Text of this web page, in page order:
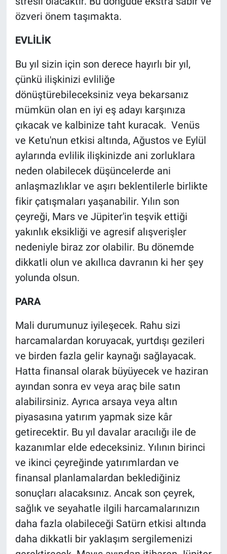
özveri önem taşımakta.
EVLİLİK
Bu yıl sizin için son derece hayırlı bir yıl,
çünkü ilişkinizi evliliğe
dönüştürebileceksiniz veya bekarsanız
mümkün olan en iyi eş adayı karşınıza
çıkacak ve kalbinize taht kuracak. Venüs
ve Ketu'nun etkisi altında, Ağustos ve Eylül
aylarında evlilik ilişkinizde ani zorluklara
neden olabilecek düşüncelerde ani
anlaşmazlıklar ve aşırı beklentilerle birlikte
fikir çatışmaları yaşanabilir. Yılın son
çeyreği, Mars ve Jüpiter'in teşvik ettiği
yakınlık eksikliği ve agresif alışverişler
nedeniyle biraz zor olabilir. Bu dönemde
dikkatli olun ve akıllıca davranın ki her şey
yolunda olsun.
PARA
Mali durumunuz iyileşecek. Rahu sizi
harcamalardan koruyacak, yurtdışı gezileri
ve birden fazla gelir kaynağı sağlayacak.
Hatta finansal olarak büyüyecek ve haziran
ayından sonra ev veya araç bile satın
alabilirsiniz. Ayrıca arsaya veya altın
piyasasına yatırım yapmak size kâr
getirecektir. Bu yıl davalar aracılığı ile de
kazanımlar elde edeceksiniz. Yılının birinci
ve ikinci çeyreğinde yatırımlardan ve
finansal planlamalardan beklediğiniz
sonuçları alacaksınız. Ancak son çeyrek,
sağlık ve seyahatle ilgili harcamalarınızın
daha fazla olabileceği Satürn etkisi altında
daha dikkatli bir yaklaşım sergilemenizi